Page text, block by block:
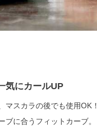
気にカールUP
マスカラの後でも使用OK！
ブに合うフィットカーブ。